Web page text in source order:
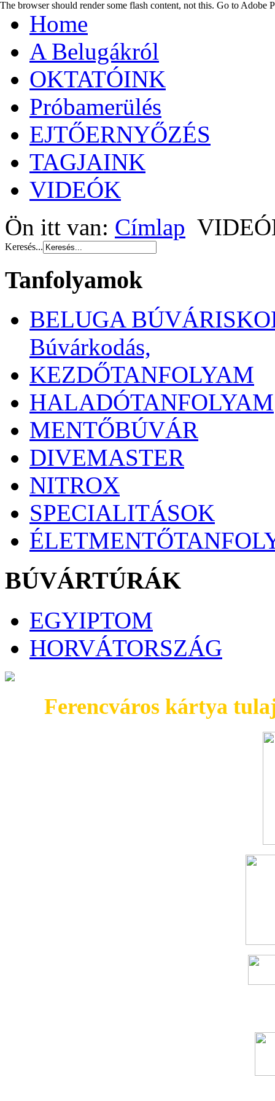
The browser should render some flash content, not this. Go to Adobe
Home
A Belugákról
OKTATÓINK
Próbamerülés
EJTŐERNYŐZÉS
TAGJAINK
VIDEÓK
Ön itt van: Címlap
Keresés...
Tanfolyamok
BELUGA
Búvárkodás,
KEZDŐTANFOLYAM
HALADÓTANFOLYAM
MENTŐBÚVÁR
DIVEMASTER
NITROX
SPECIALITÁSOK
BÚVÁRTÚRÁK
EGYIPTOM
HORVÁTORSZÁG
Ferencváros kártya